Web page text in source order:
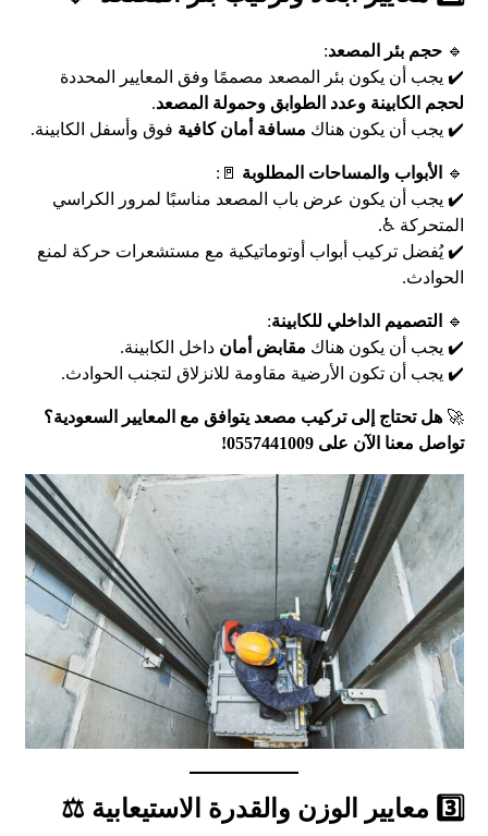
🔹حجم بئر المصعد:
✔️ يجب أن يكون بئر المصعد مصممًا وفق المعايير المحددة
لحجم الكابينة وعدد الطوابق وحمولة المصعد.
✔️ يجب أن يكون هناك مسافة أمان كافية فوق وأسفل الكابينة.
🔹 الأبواب والمساحات المطلوبة 🚪:
✔️ يجب أن يكون عرض باب المصعد مناسبًا لمرور الكراسي
المتحركة ♿.
✔️ يُفضل تركيب أبواب أوتوماتيكية مع مستشعرات حركة لمنع
الحوادث.
🔹 التصميم الداخلي للكابينة:
✔️ يجب أن يكون هناك مقابض أمان داخل الكابينة.
✔️ يجب أن تكون الأرضية مقاومة للانزلاق لتجنب الحوادث.
🚀هل تحتاج إلى تركيب مصعد يتوافق مع المعايير السعودية؟
تواصل معنا الآن على 0557441009!
3️⃣ معايير الوزن والقدرة الاستيعابية ⚖️